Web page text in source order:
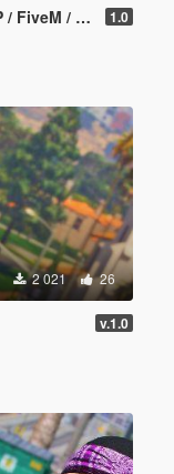
/ AltV] 1.0
2 021 26
v.1.0